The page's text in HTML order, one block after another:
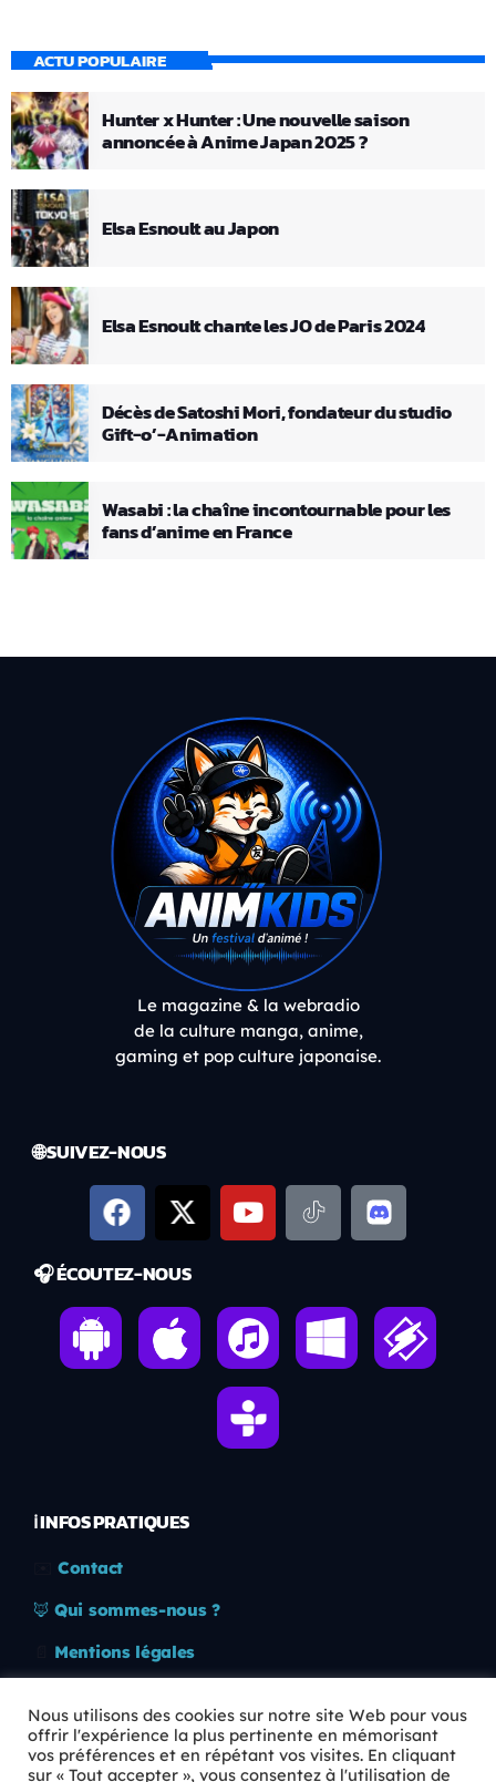
ACTU POPULAIRE
Hunter x Hunter : Une nouvelle saison
annoncée à Anime Japan 2025 ?
Elsa Esnoult au Japon
Elsa Esnoult chante les JO de Paris 2024
Décès de Satoshi Mori, fondateur du studio
Gift-o’-Animation
Wasabi : la chaîne incontournable pour les
fans d’anime en France
Le magazine & la webradio
de la culture manga, anime,
gaming et pop culture japonaise.
🌐 SUIVEZ-NOUS
🎧 ÉCOUTEZ-NOUS
ℹ️ INFOS PRATIQUES
Contact
🦊 Qui sommes-nous ?
Mentions légales
🛡️ RGPD
Nous utilisons des cookies sur notre site Web pour vous
offrir l'expérience la plus pertinente en mémorisant
vos préférences et en répétant vos visites. En cliquant
sur « Tout accepter », vous consentez à l'utilisation de